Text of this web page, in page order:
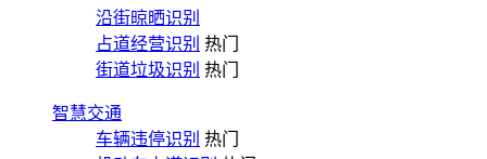
沿街晾晒识别
占道经营识别 热门
街道垃圾识别 热门
智慧交通
车辆违停识别 热门